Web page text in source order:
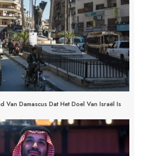
Van Damascus Dat Het Doel Van Israël Is